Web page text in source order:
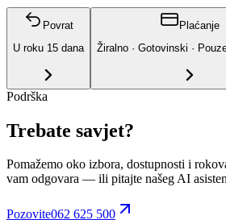
Povrat
U roku 15 dana
Plaćanje
Žiralno · Gotovinski ·
Podrška
Trebate savjet?
Pomažemo oko izbora, dostupnosti i
vam odgovara — ili pitajte našeg AI
Pozovite062 625 500